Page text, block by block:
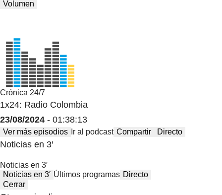
Volumen
Crónica 24/7
1x24: Radio Colombia
23/08/2024 - 01:38:13
Ver más episodios Ir al podcast Compartir Directo
Noticias en 3′
Noticias en 3′
Noticias en 3′ Últimos programas Directo
Cerrar